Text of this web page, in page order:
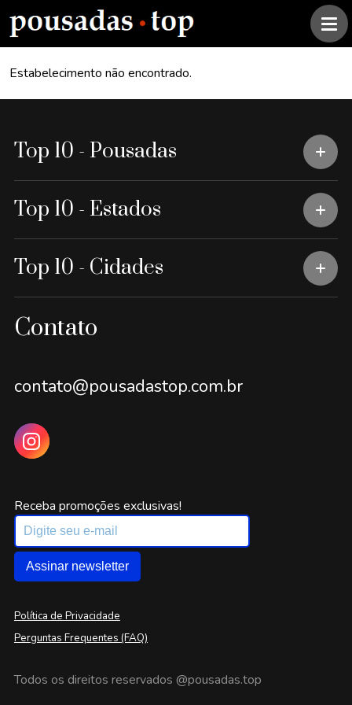
Estabelecimento não encontrado.
Top 10 - Pousadas
Top 10 - Estados
Top 10 - Cidades
Contato
contato@pousadastop.com.br
Receba promoções exclusivas!
Assinar newsletter
Política de Privacidade
Perguntas Frequentes (FAQ)
Todos os direitos reservados @pousadas.top